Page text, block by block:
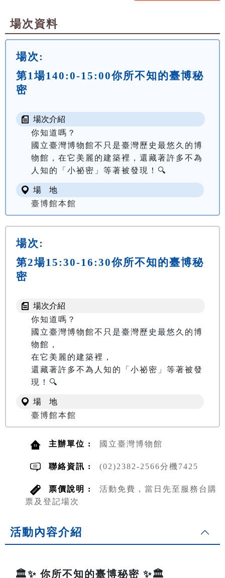
場次資料
場次:
第1場140:0-15:00你所不知的臺博秘
密
場次介紹
你知道嗎？
國立臺灣博物館不只是臺灣歷史最悠久的博
物館，在它美麗的建築裡，還藏著許多不為
人知的「小祕密」等著被發現！🔍
場 地
臺博館本館
場次:
第2場15:30-16:30你所不知的臺博秘
密
場次介紹
你知道嗎？
國立臺灣博物館不只是臺灣歷史最悠久的博
物館，
在它美麗的建築裡，
還藏著許多不為人知的「小祕密」等著被發
現！🔍
場 地
臺博館本館
主辦單位 : 國立臺灣博物館
聯絡資訊 : (02)2382-2566分機7425
票價說明 :
活動免費，當日先至服務台購
票及登記場次
活動內容介紹
🏛️✨ 你所不知的臺博秘密 ✨🏛️